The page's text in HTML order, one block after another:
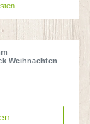
Weihnachten